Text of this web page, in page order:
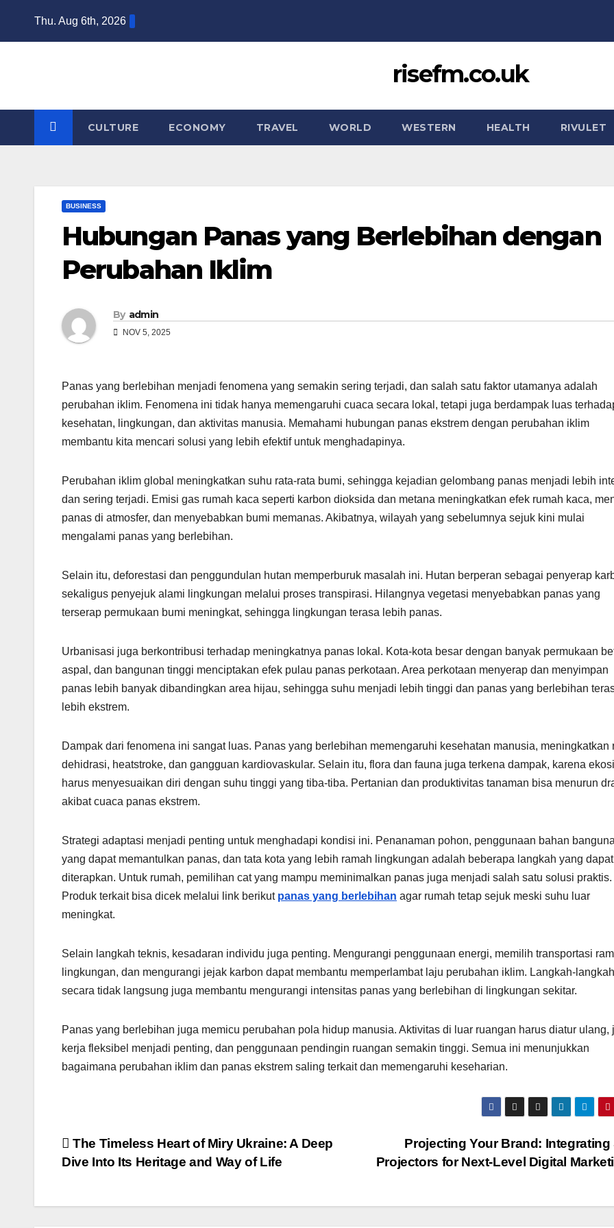
Thu. Aug 6th, 2026
risefm.co.uk
CULTURE ECONOMY TRAVEL WORLD WESTERN HEALTH RIVULET
BUSINESS
Hubungan Panas yang Berlebihan dengan
Perubahan Iklim
By admin
NOV 5, 2025
Panas yang berlebihan menjadi fenomena yang semakin sering terjadi, dan salah satu faktor utamanya adalah
perubahan iklim. Fenomena ini tidak hanya memengaruhi cuaca secara lokal, tetapi juga berdampak luas
kesehatan, lingkungan, dan aktivitas manusia. Memahami hubungan panas ekstrem dengan perubahan iklim
membantu kita mencari solusi yang lebih efektif untuk menghadapinya.
Perubahan iklim global meningkatkan suhu rata-rata bumi, sehingga kejadian gelombang panas menjadi lebih
dan sering terjadi. Emisi gas rumah kaca seperti karbon dioksida dan metana meningkatkan efek rumah kaca,
panas di atmosfer, dan menyebabkan bumi memanas. Akibatnya, wilayah yang sebelumnya sejuk kini mulai
mengalami panas yang berlebihan.
Selain itu, deforestasi dan penggundulan hutan memperburuk masalah ini. Hutan berperan sebagai penyerap
sekaligus penyejuk alami lingkungan melalui proses transpirasi. Hilangnya vegetasi menyebabkan panas yang
terserap permukaan bumi meningkat, sehingga lingkungan terasa lebih panas.
Urbanisasi juga berkontribusi terhadap meningkatnya panas lokal. Kota-kota besar dengan banyak permukaan
aspal, dan bangunan tinggi menciptakan efek pulau panas perkotaan. Area perkotaan menyerap dan menyimpan
panas lebih banyak dibandingkan area hijau, sehingga suhu menjadi lebih tinggi dan panas yang berlebihan
lebih ekstrem.
Dampak dari fenomena ini sangat luas. Panas yang berlebihan memengaruhi kesehatan manusia, meningkatkan
dehidrasi, heatstroke, dan gangguan kardiovaskular. Selain itu, flora dan fauna juga terkena dampak, karena
harus menyesuaikan diri dengan suhu tinggi yang tiba-tiba. Pertanian dan produktivitas tanaman bisa menurun
akibat cuaca panas ekstrem.
Strategi adaptasi menjadi penting untuk menghadapi kondisi ini. Penanaman pohon, penggunaan bahan
yang dapat memantulkan panas, dan tata kota yang lebih ramah lingkungan adalah beberapa langkah yang dapat
diterapkan. Untuk rumah, pemilihan cat yang mampu meminimalkan panas juga menjadi salah satu solusi praktis.
Produk terkait bisa dicek melalui link berikut panas yang berlebihan agar rumah tetap sejuk meski suhu luar
meningkat.
Selain langkah teknis, kesadaran individu juga penting. Mengurangi penggunaan energi, memilih transportasi
lingkungan, dan mengurangi jejak karbon dapat membantu memperlambat laju perubahan iklim. Langkah-
secara tidak langsung juga membantu mengurangi intensitas panas yang berlebihan di lingkungan sekitar.
Panas yang berlebihan juga memicu perubahan pola hidup manusia. Aktivitas di luar ruangan harus diatur ulang,
kerja fleksibel menjadi penting, dan penggunaan pendingin ruangan semakin tinggi. Semua ini menunjukkan
bagaimana perubahan iklim dan panas ekstrem saling terkait dan memengaruhi keseharian.
Post
navigation
Projecting Your Brand: Integrating
Projectors for Next-Level Digital
The Timeless Heart of Miry Ukraine: A Deep
Dive Into Its Heritage and Way of Life